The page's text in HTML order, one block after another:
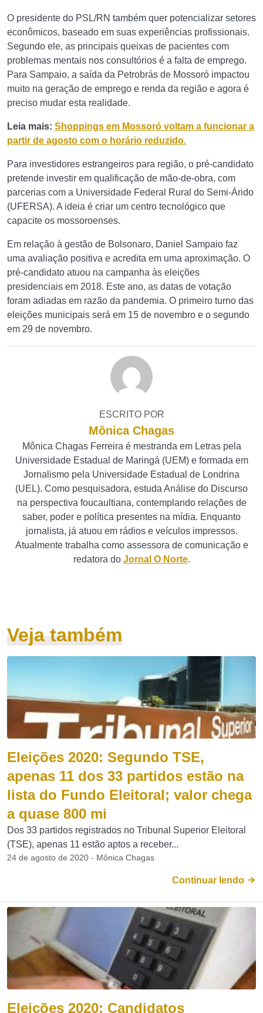
O presidente do PSL/RN também quer potencializar setores
econômicos, baseado em suas experiências profissionais.
Segundo ele, as principais queixas de pacientes com
problemas mentais nos consultórios é a falta de emprego.
Para Sampaio, a saída da Petrobrás de Mossoró impactou
muito na geração de emprego e renda da região e agora é
preciso mudar esta realidade.
Leia mais: Shoppings em Mossoró voltam a funcionar a
partir de agosto com o horário reduzido.
Para investidores estrangeiros para região, o pré-candidato
pretende investir em qualificação de mão-de-obra, com
parcerias com a Universidade Federal Rural do Semi-Árido
(UFERSA). A ideia é criar um centro tecnológico que
capacite os mossoroenses.
Em relação à gestão de Bolsonaro, Daniel Sampaio faz
uma avaliação positiva e acredita em uma aproximação. O
pré-candidato atuou na campanha às eleições
presidenciais em 2018. Este ano, as datas de votação
foram adiadas em razão da pandemia. O primeiro turno das
eleições municipais será em 15 de novembro e o segundo
em 29 de novembro.
ESCRITO POR
Mônica Chagas
Mônica Chagas Ferreira é mestranda em Letras pela
Universidade Estadual de Maringá (UEM) e formada em
Jornalismo pela Universidade Estadual de Londrina
(UEL). Como pesquisadora, estuda Análise do Discurso
na perspectiva foucaultiana, contemplando relações de
saber, poder e política presentes na mídia. Enquanto
jornalista, já atuou em rádios e veículos impressos.
Atualmente trabalha como assessora de comunicação e
redatora do Jornal O Norte.
Veja também
Eleições 2020: Segundo TSE,
apenas 11 dos 33 partidos estão na
lista do Fundo Eleitoral; valor chega
a quase 800 mi
Dos 33 partidos registrados no Tribunal Superior Eleitoral
(TSE), apenas 11 estão aptos a receber...
24 de agosto de 2020 - Mônica Chagas
Continuar lendo
Eleições 2020: Candidatos